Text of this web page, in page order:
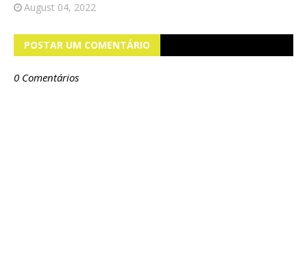
August 04, 2022
POSTAR UM COMENTÁRIO
0 Comentários